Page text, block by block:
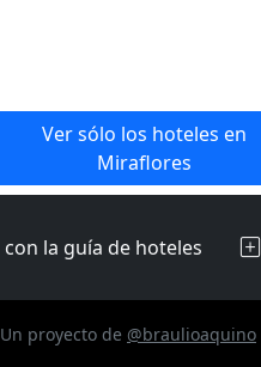
Ver sólo los hoteles en
Miraflores
con la guía de hoteles
Un proyecto de @braulioaquino